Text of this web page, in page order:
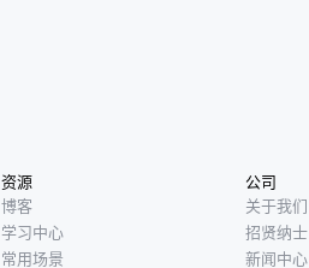
资源
博客
学习中心
常用场景
公司
关于我们
招贤纳士
新闻中心